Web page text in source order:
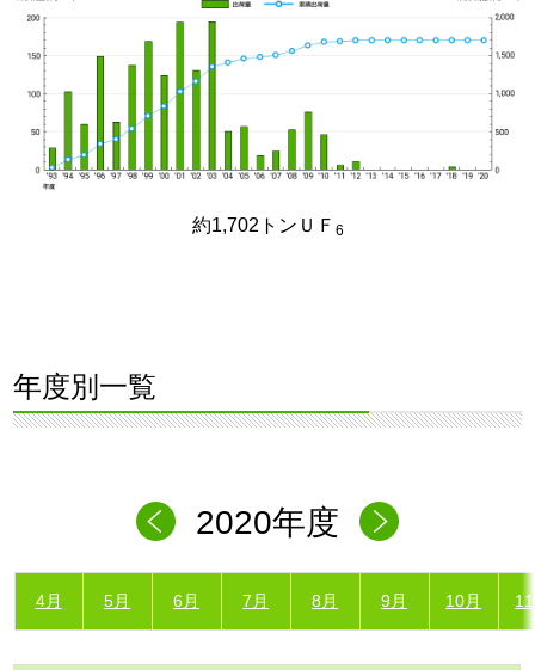
約1,702トンＵＦ 6
年度別一覧
2020年度
4月 5月 6月 7月 8月 9月 10月